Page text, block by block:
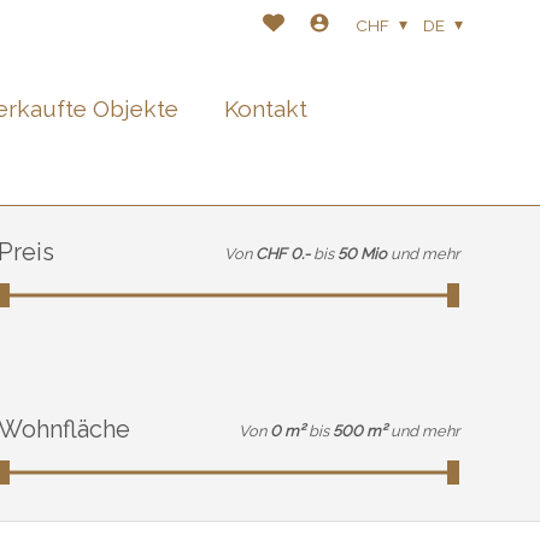
Objekte Kontakt
CHF DE
Preis Von CHF 0.- bis 50 Mio und mehr
Von 0 m² bis 500 m² und mehr